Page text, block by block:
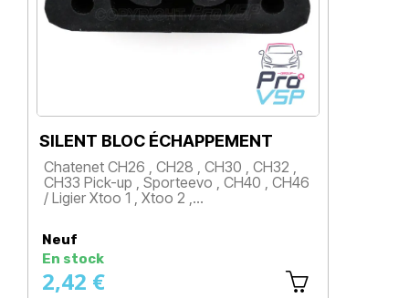
SILENT BLOC ÉCHAPPEMENT
Chatenet CH26 , CH28 , CH30 , CH32 ,
CH33 Pick-up , Sporteevo , CH40 , CH46
/ Ligier Xtoo 1 , Xtoo 2 ,…
Neuf
En stock
2,42 €